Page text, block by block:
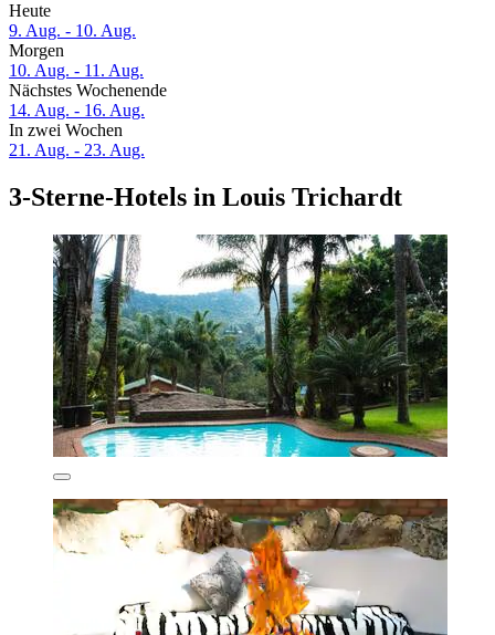
Heute
9. Aug. - 10. Aug.
Morgen
10. Aug. - 11. Aug.
Nächstes Wochenende
14. Aug. - 16. Aug.
In zwei Wochen
21. Aug. - 23. Aug.
3-Sterne-Hotels in Louis Trichardt